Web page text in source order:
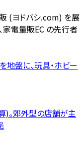
(ヨドバシ.com) を展
家電量販EC の先行者
盤に、玩具・ホビー
)。郊外型の店舗が主